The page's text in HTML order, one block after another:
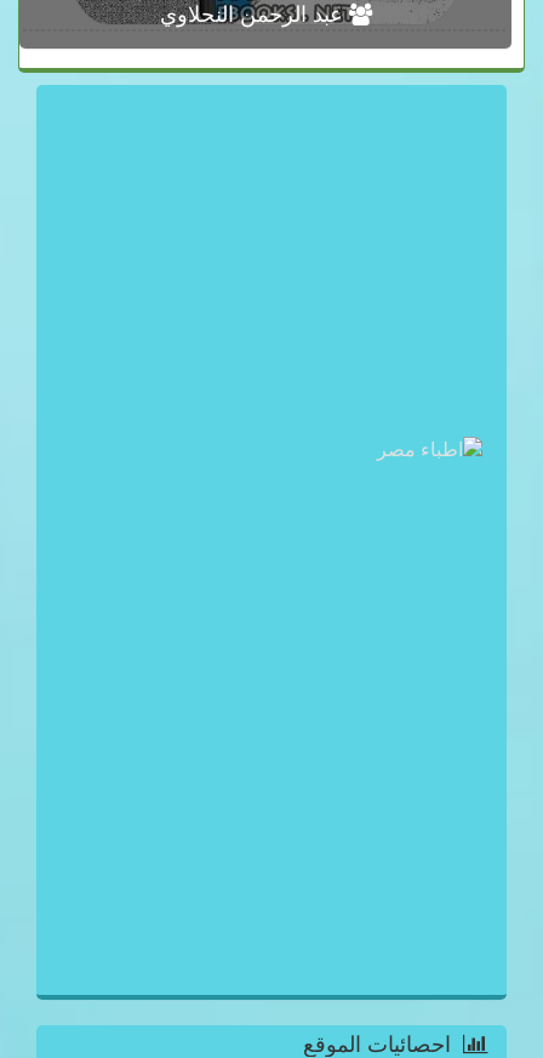
عبد الرحمن النحلاوي
احصائيات الموقع